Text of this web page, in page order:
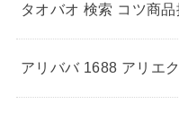
タオバオ 検索 コツ商
アリババ 1688 アリエ